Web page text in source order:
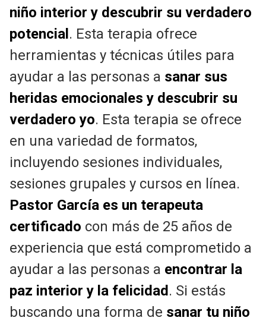
niño interior y descubrir su verdadero
potencial . Esta terapia ofrece
herramientas y técnicas útiles para
ayudar a las personas a sanar sus
heridas emocionales y descubrir su
verdadero yo. Esta terapia se ofrece
en una variedad de formatos,
incluyendo sesiones individuales,
sesiones grupales y cursos en línea.
Pastor García es un terapeuta
certificado con más de 25 años de
experiencia que está comprometido a
ayudar a las personas a encontrar la
paz interior y la felicidad . Si estás
buscando una forma de sanar tu niño